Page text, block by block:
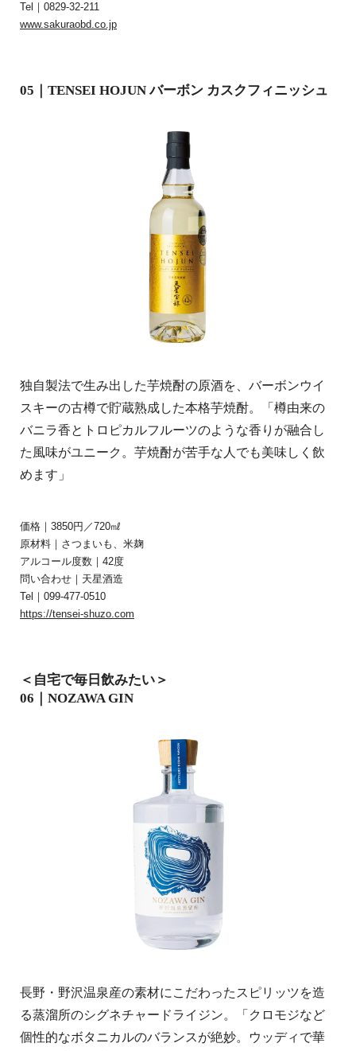
Tel｜0829-32-211
www.sakuraobd.co.jp
05｜TENSEI HOJUN バーボン カスクフィニッシュ
独自製法で生み出した芋焼酎の原酒を、バーボンウイ
スキーの古樽で貯蔵熟成した本格芋焼酎。「樽由来の
バニラ香とトロピカルフルーツのような香りが融合し
た風味がユニーク。芋焼酎が苦手な人でも美味しく飲
めます」
価格｜3850円／720㎖
原材料｜さつまいも、米麹
アルコール度数｜42度
問い合わせ｜天星酒造
Tel｜099-477-0510
https://tensei-shuzo.com
＜自宅で毎日飲みたい＞
06｜NOZAWA GIN
長野・野沢温泉産の素材にこだわったスピリッツを造
る蒸溜所のシグネチャードライジン。「クロモジなど
個性的なボタニカルのバランスが絶妙。ウッディで華